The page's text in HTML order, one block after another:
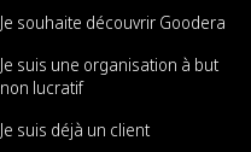
Je souhaite découvrir Goodera
Je suis une organisation à but
non lucratif
Je suis déjà un client